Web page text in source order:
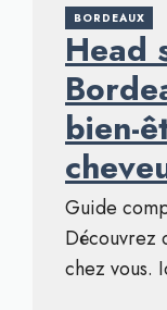
BORDEAUX
Head
bien-
Guide
Découvrez
chez vous.